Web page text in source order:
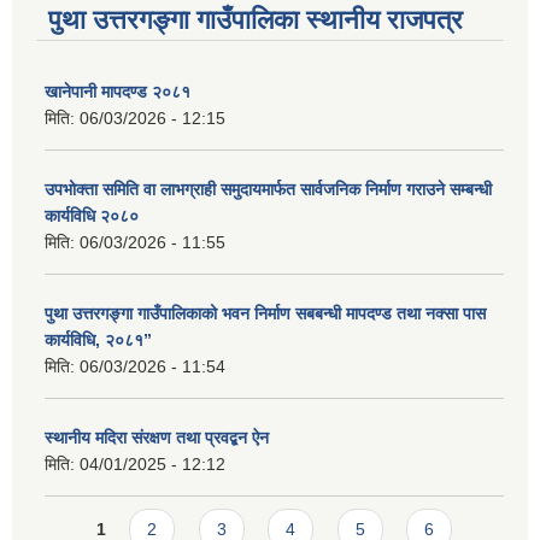
पुथा उत्तरगङ्गा गाउँपालिका स्थानीय राजपत्र
खानेपानी मापदण्ड २०८१
मिति: 06/03/2026 - 12:15
उपभोक्ता समिति वा लाभग्राही समुदायमार्फत सार्वजनिक निर्माण गराउने सम्बन्धी
कार्यविधि २०८०
मिति: 06/03/2026 - 11:55
पुथा उत्तरगङ्गा गाउँपालिकाको भवन निर्माण सबबन्धी मापदण्ड तथा नक्सा पास
कार्यविधि, २०८१”
मिति: 06/03/2026 - 11:54
स्थानीय मदिरा संरक्षण तथा प्रवद्बन ऐन
मिति: 04/01/2025 - 12:12
Pages
1 2 3 4 5 6